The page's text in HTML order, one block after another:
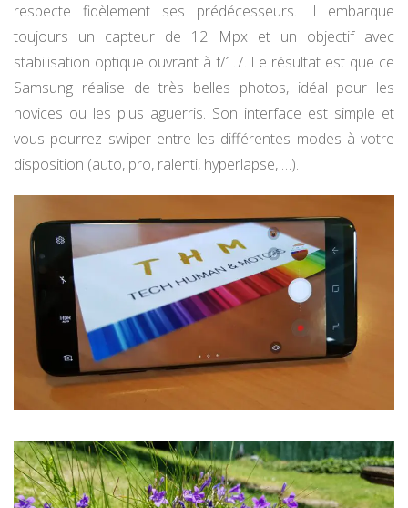
respecte fidèlement ses prédécesseurs. Il embarque
toujours un capteur de 12 Mpx et un objectif avec
stabilisation optique ouvrant à f/1.7. Le résultat est que ce
Samsung réalise de très belles photos, idéal pour les
novices ou les plus aguerris. Son interface est simple et
vous pourrez swiper entre les différentes modes à votre
disposition (auto, pro, ralenti, hyperlapse, …).